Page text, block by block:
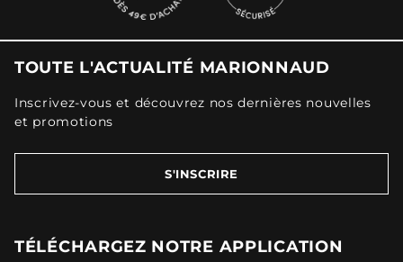
TOUTE L'ACTUALITÉ MARIONNAUD
Inscrivez-vous et découvrez nos dernières nouvelles
et promotions
S'INSCRIRE
TÉLÉCHARGEZ NOTRE APPLICATION